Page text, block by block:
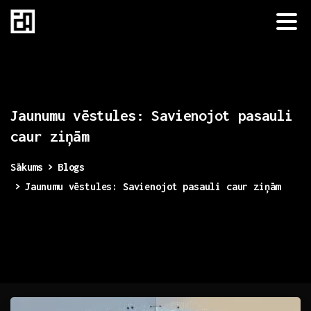
Jaunumu vēstules: Savienojot pasauli
caur ziņām
Sākums
Blogs
Jaunumu vēstules: Savienojot pasauli caur ziņām